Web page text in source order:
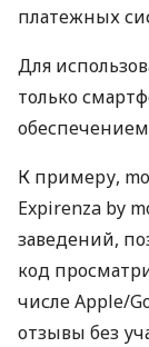
платежных
Для
только
К примеру,
Expirenza by
заведений,
код
числе Apple/
отзывы без